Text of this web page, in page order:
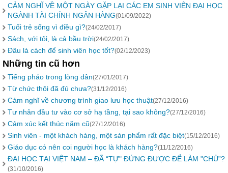
CẢM NGHĨ VỀ MỘT NGÀY GẶP LẠI CÁC EM SINH VIÊN ĐẠI HỌC
NGÀNH TÀI CHÍNH NGÂN HÀNG(01/09/2022)
Tuổi trẻ sống vì điều gì?(24/02/2017)
Sách, với tôi, là cả bầu trời(24/02/2017)
Đâu là cách để sinh viên học tốt?(02/12/2023)
Những tin cũ hơn
Tiếng pháo trong lòng dân(27/01/2017)
Từ chức thôi đã đủ chưa?(31/12/2016)
Cảm nghĩ về chương trình giao lưu học thuật(27/12/2016)
Tư nhân đầu tư vào cơ sở hạ tầng, tại sao không?(27/12/2016)
Cảm xúc kết thúc năm cũ(27/12/2016)
Sinh viên - một khách hàng, một sản phẩm rất đặc biệt(15/12/2016)
Giáo dục có nên coi người học là khách hàng?(11/12/2016)
ĐẠI HỌC TẠI VIỆT NAM – ĐÃ “TỰ" ĐỨNG ĐƯỢC ĐỂ LÀM "CHỦ”?
(31/10/2016)